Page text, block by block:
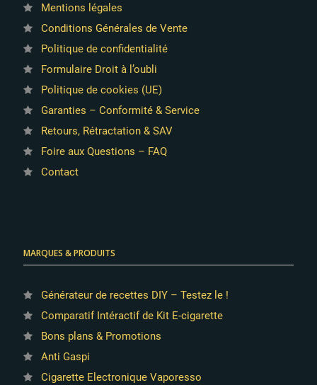
Mentions légales
Conditions Générales de Vente
Politique de confidentialité
Formulaire Droit à l’oubli
Politique de cookies (UE)
Garanties – Conformité & Service
Retours, Rétractation & SAV
Foire aux Questions – FAQ
Contact
MARQUES & PRODUITS
Générateur de recettes DIY – Testez le !
Comparatif Intéractif de Kit E-cigarette
Bons plans & Promotions
Anti Gaspi
Cigarette Electronique Vaporesso